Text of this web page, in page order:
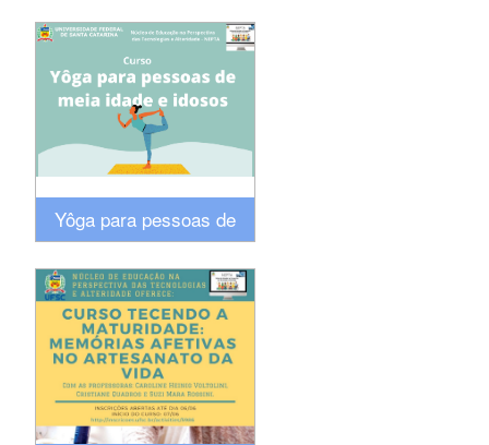
idosos por meio do Ensino
de Libras
Yôga para pessoas de
meia idade e idosos